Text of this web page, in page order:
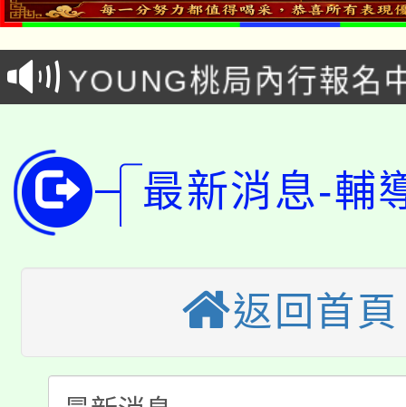
場熱烈登場!
8/21下午1時於龍潭區
徵才活動。
YOUNG桃局內行報名
8月14至27日，桃園電
開!
115年桃園市運動會8/
田徑場及游泳池舉行。
桃園市低收入戶享有免
半價優惠，詳情可洽有
者。
份教師增能研習
大溪自造教育及科技
淨零綠生活教案入校路
會
115年食農教育專業人
最新消息-輔
返回首頁